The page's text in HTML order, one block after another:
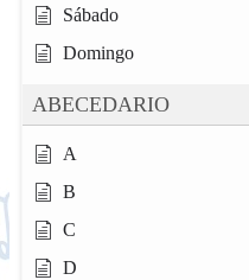
Sábado
Domingo
ABECEDARIO
A
B
C
D